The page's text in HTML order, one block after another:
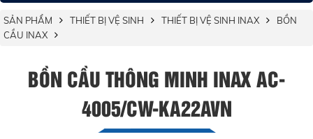
SẢN PHẨM THIẾT BỊ VỆ SINH THIẾT BỊ VỆ SINH INAX
BỒN
CẦU INAX
BỒN CẦU THÔNG MINH INAX AC-
4005/CW-KA22AVN